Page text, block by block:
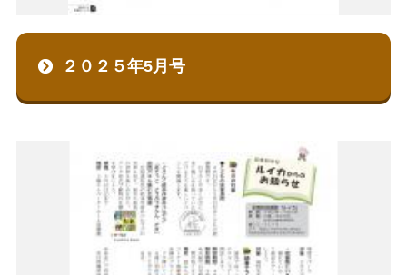
２０２５年5月号